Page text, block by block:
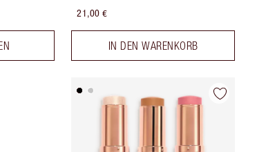
21,00 €
IN DEN WARENKORB